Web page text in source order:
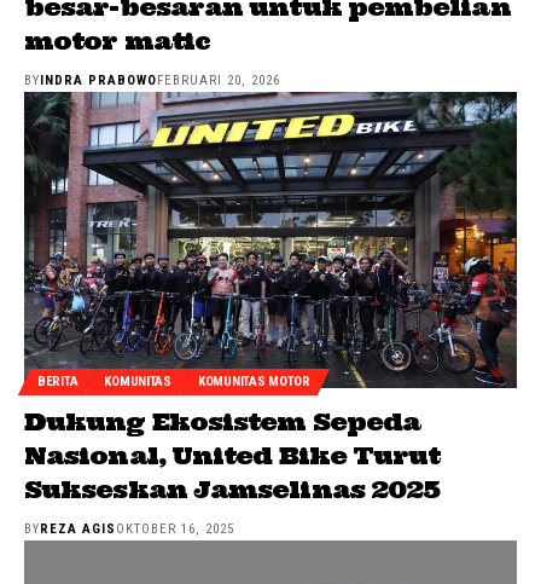
besar-besaran untuk pembelian
motor matic
BYINDRA PRABOWOFEBRUARI 20, 2026
BERITA KOMUNITAS KOMUNITAS MOTOR
Dukung Ekosistem Sepeda
Nasional, United Bike Turut
Sukseskan Jamselinas 2025
BYREZA AGIS OKTOBER 16, 2025